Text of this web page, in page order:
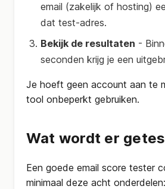
email (zakelijk of hosting)
dat test-adres.
Bekijk de resultaten -
seconden krijg je een
Je hoeft geen account aan te
tool onbeperkt gebruiken.
Wat wordt er
Een goede email score tester
minimaal deze acht onderdelen: